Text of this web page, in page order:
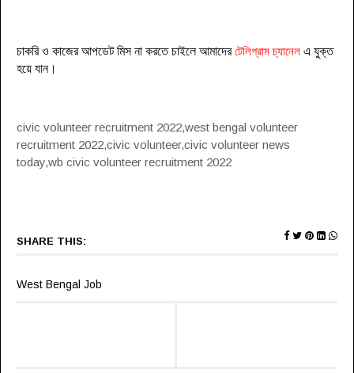
চাকরি ও কাজের আপডেট মিস না করতে চাইলে আমাদেরটেলিগ্রাম চ্যানেল এ যুক্ত
হয়ে যান।
civic volunteer recruitment 2022,west bengal volunteer
recruitment 2022,civic volunteer,civic volunteer news
today,wb civic volunteer recruitment 2022
SHARE THIS:
West Bengal Job